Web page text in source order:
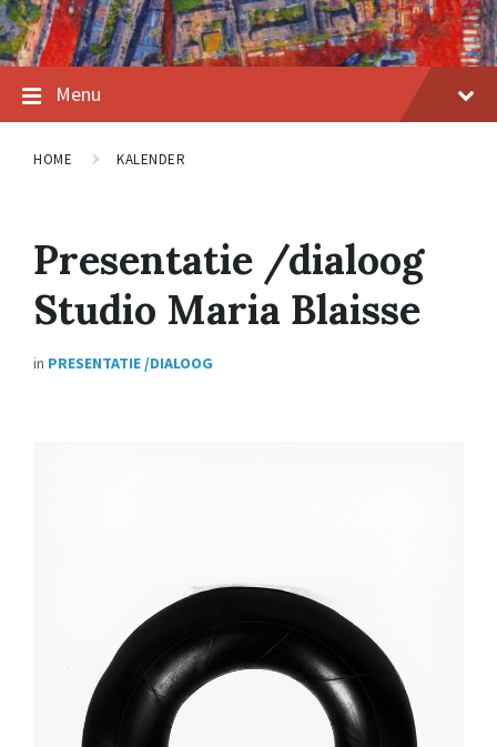
Menu
HOME KALENDER
Presentatie /dialoog
Studio Maria Blaisse
in PRESENTATIE /DIALOOG